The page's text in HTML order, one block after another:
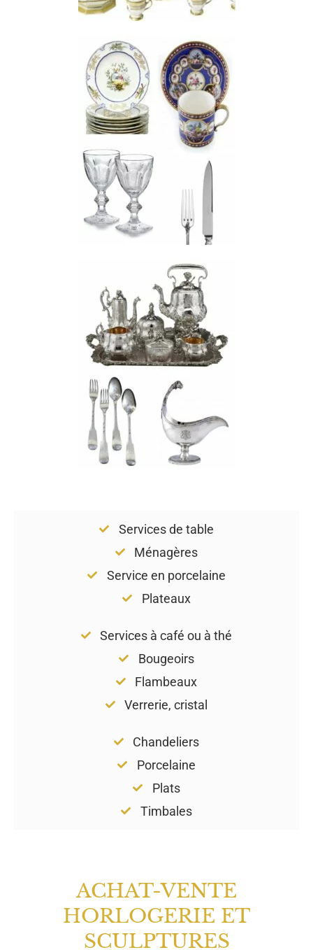
Services de table
Ménagères
Service en porcelaine
Plateaux
Services à café ou à thé
Bougeoirs
Flambeaux
Verrerie, cristal
Chandeliers
Porcelaine
Plats
Timbales
ACHAT-VENTE
HORLOGERIE ET
SCULPTURES